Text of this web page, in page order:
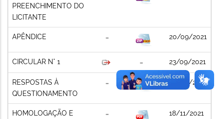
PREENCHIMENTO DO
LICITANTE
APÊNDICE 20/09/2021
CIRCULAR N° 1 23/09/2021
RESPOSTAS À
QUESTIONAMENTO
30/09/2021
HOMOLOGAÇÃO E
18/11/2021